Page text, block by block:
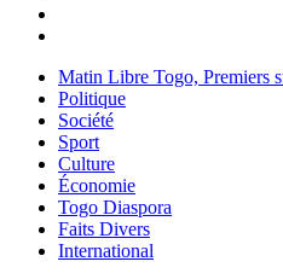
Matin Libre Togo, Premiers
Politique
Société
Sport
Culture
Économie
Togo Diaspora
Faits Divers
International